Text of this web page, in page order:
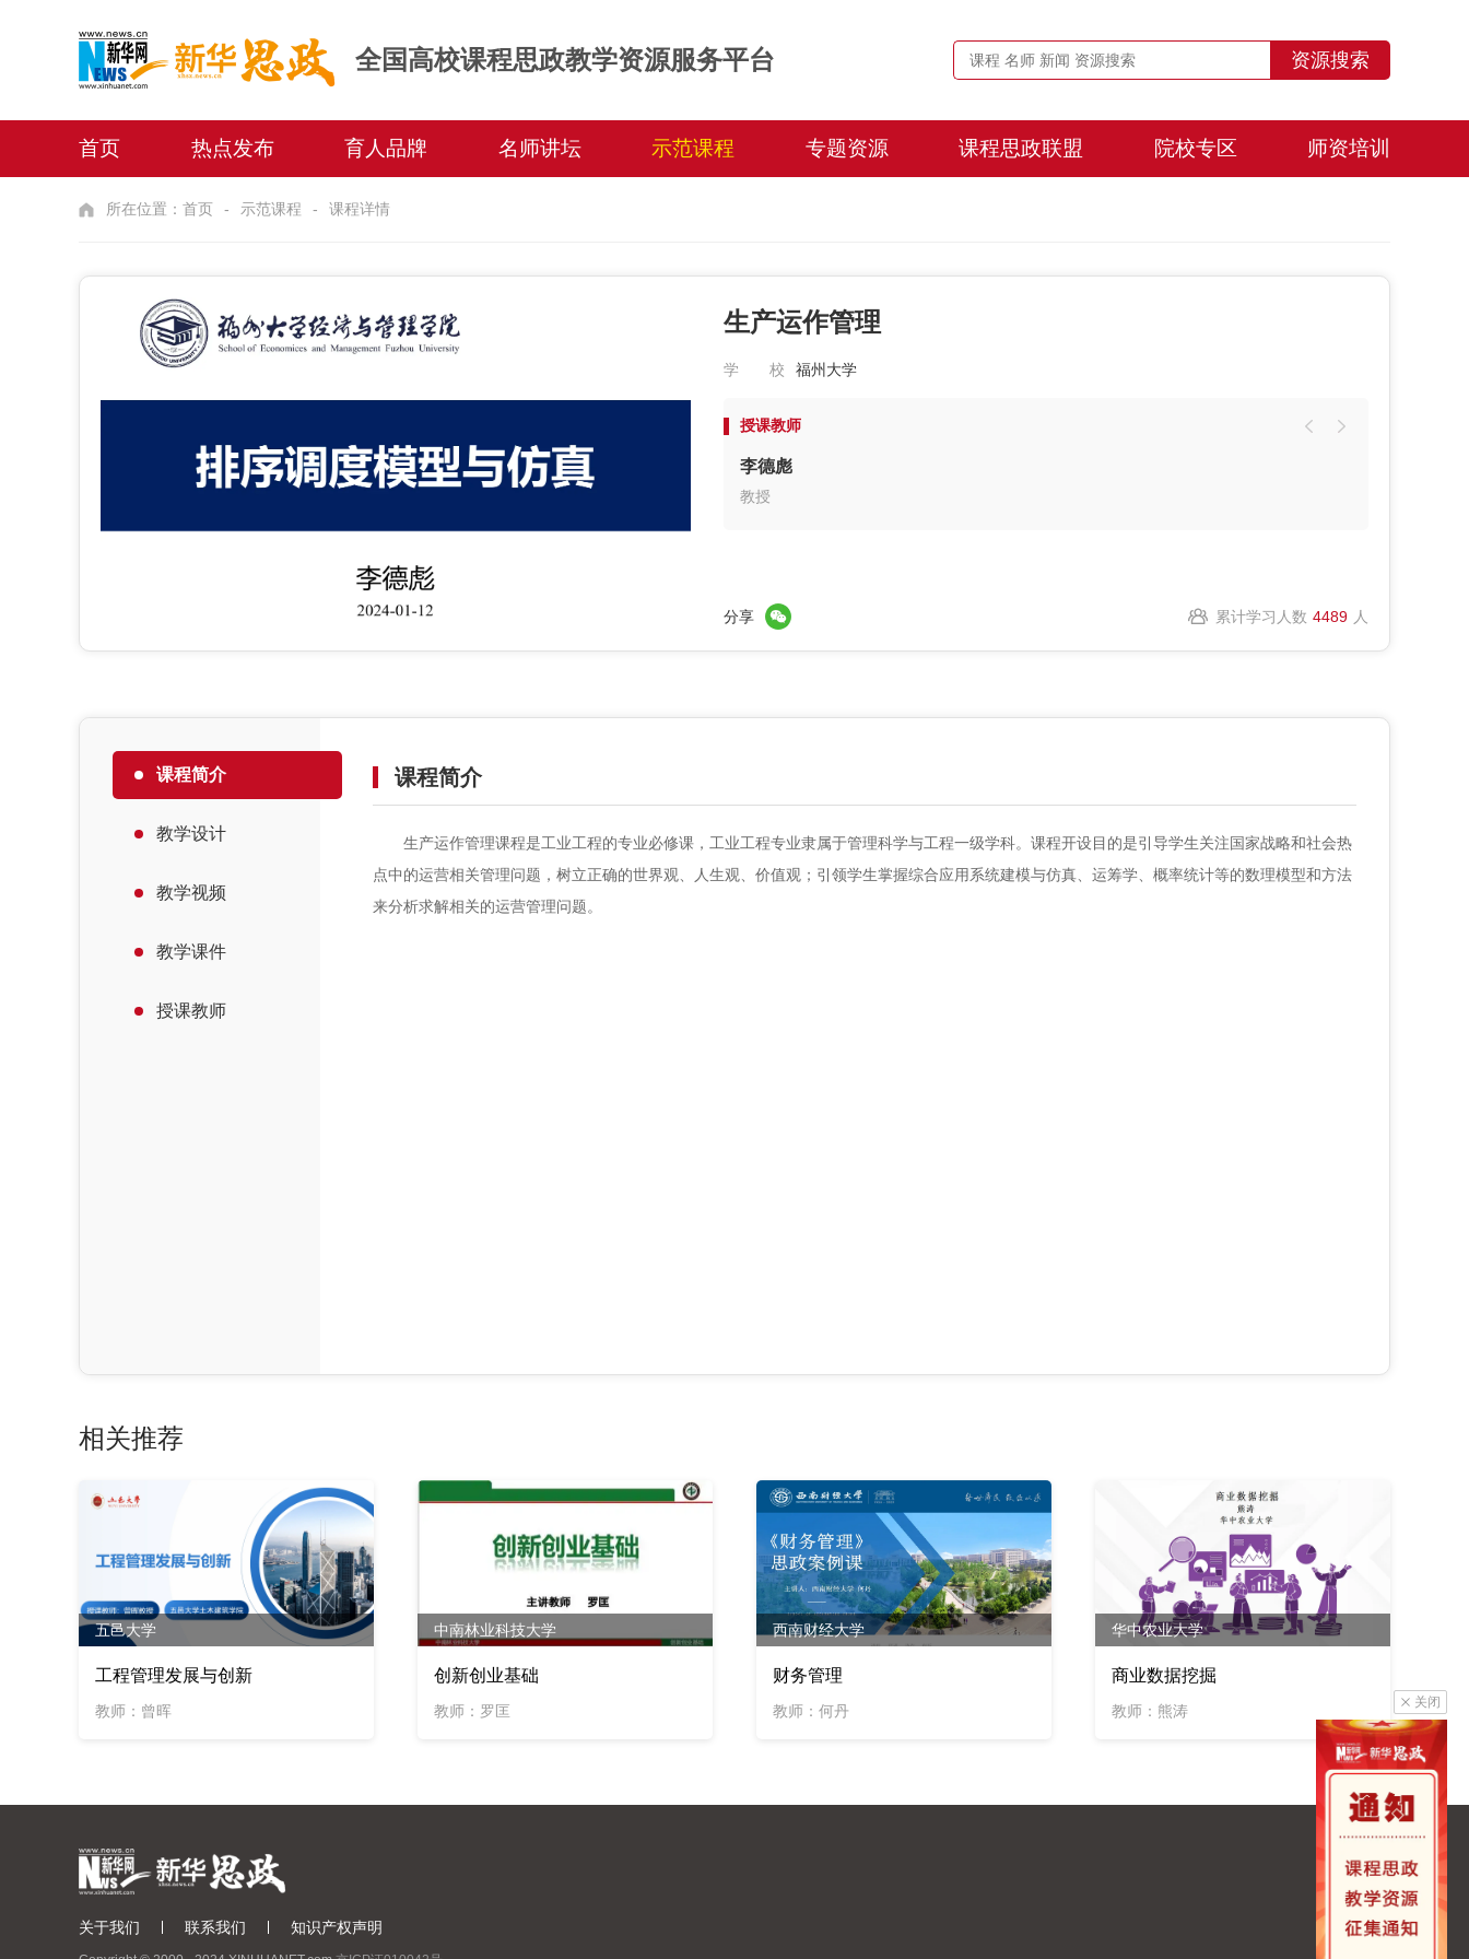
全国高校课程思政教学资源服务平台
首页 热点发布 育人品牌 名师讲坛 示范课程 专题资源 课程思政联盟 院校专区 师资培训
所在位置： 首页 示范课程 课程详情
生产运作管理
学 校 福州大学
授课教师
李德彪
教授
分享 累计学习人数 4489 人
课程简介
教学设计
教学视频
教学课件
授课教师
课程简介
生产运作管理课程是工业工程的专业必修课，工业工程专业隶属于管理科学与工程一级学科。课程开设目的是引导学生关注国家战略和社会热
点中的运营相关管理问题，树立正确的世界观、人生观、价值观；引领学生掌握综合应用系统建模与仿真、运筹学、概率统计等的数理模型和方法
来分析求解相关的运营管理问题。
相关推荐
五邑大学
工程管理发展与创新
教师：曾晖
中南林业科技大学
创新创业基础
教师：罗匡
西南财经大学
财务管理
教师：何丹
华中农业大学
商业数据挖掘
教师：熊涛 关闭
关于我们 联系我们 知识产权声明